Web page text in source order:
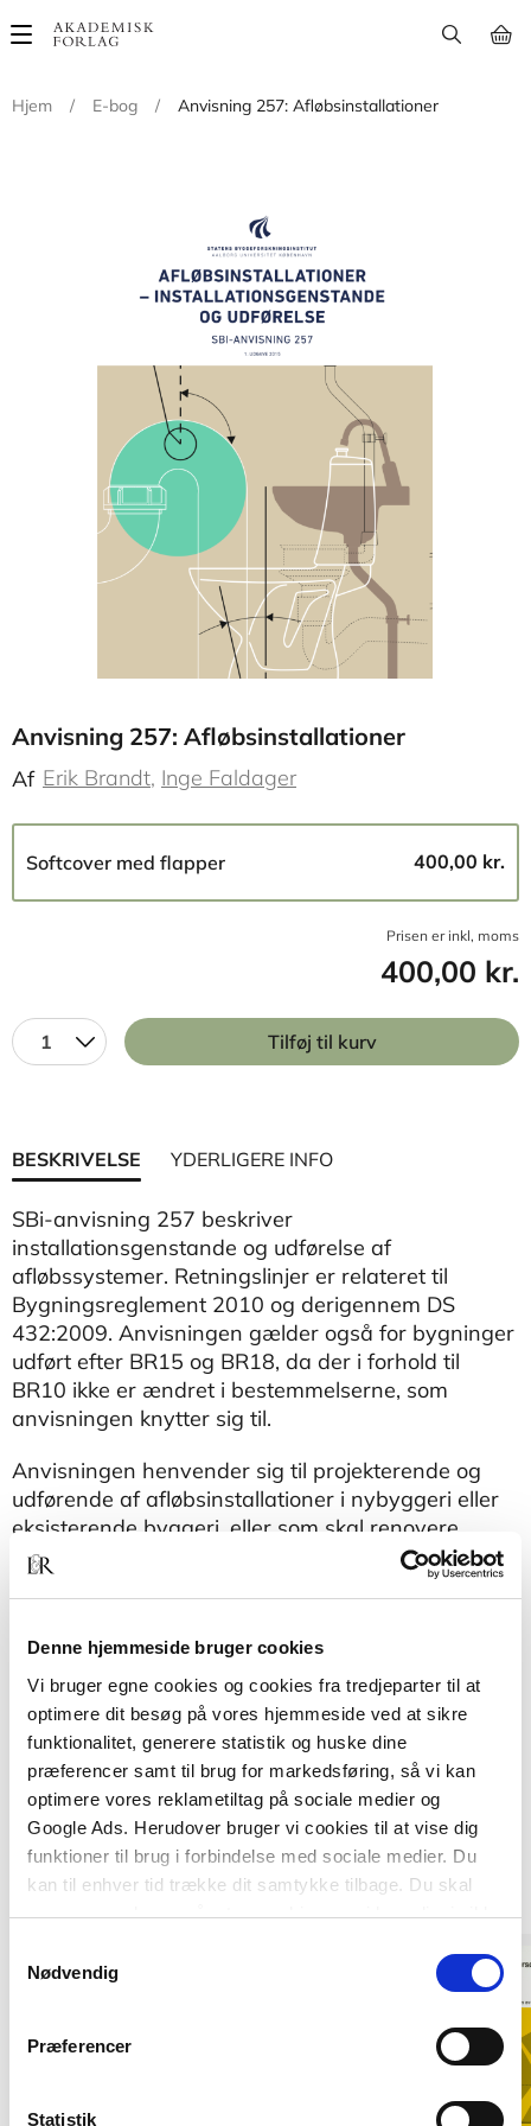
Denne hjemmeside bruger cookies
Vi bruger egne cookies og cookies fra tredjeparter til at
optimere dit besøg på vores hjemmeside ved at sikre
funktionalitet, generere statistik og huske dine
præferencer samt til brug for markedsføring, så vi kan
optimere vores reklametiltag på sociale medier og
Google Ads. Herudover bruger vi cookies til at vise dig
funktioner til brug i forbindelse med sociale medier. Du
kan til enhver tid trække dit samtykke tilbage. Du skal
være opmærksom på, at vores hjemmeside muligvis ikke
tilbagetrækker et samtykke.
Nødvendig
Præferencer
Statistik
Main
Hjem
/ E-bog / Anvisning 257: Afløbsinstallationer
Anvisning 257: Afløbsinstallationer
Af Erik Brandt Inge Faldager
Softcover med flapper 400,00 kr.
Prisen er inkl, moms
400,00 kr.
1 Tilføj til kurv
BESKRIVELSE YDERLIGERE INFO
SBi-anvisning 257 beskriver
installationsgenstande og udførelse af
afløbssystemer. Retningslinjer er relateret til
Bygningsreglement 2010 og derigennem DS
432:2009. Anvisningen gælder også for bygninger
udført efter BR15 og BR18, da der i forhold til
BR10 ikke er ændret i bestemmelserne, som
anvisningen knytter sig til.
Anvisningen henvender sig til projekterende og
udførende af afløbsinstallationer i nybyggeri eller
eksisterende byggeri, eller som skal renovere
eksisterende afløbsinstallationer.
Af samme forfatter